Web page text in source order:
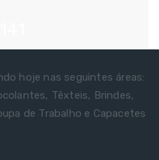
hoje nas seguintes áreas:
Têxteis, Brindes,
de Trabalho e Capacetes